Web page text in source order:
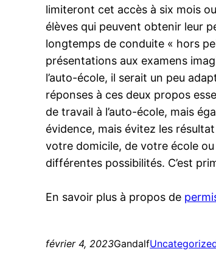
limiteront cet accès à six mois
élèves qui peuvent obtenir leur
longtemps de conduite « hors
présentations aux examens
l’auto-école, il serait un peu
réponses à ces deux propos
de travail à l’auto-école, mais
évidence, mais évitez les
votre domicile, de votre école
différentes possibilités. C’est
En savoir plus à propos de
février 4, 2023Gandalf